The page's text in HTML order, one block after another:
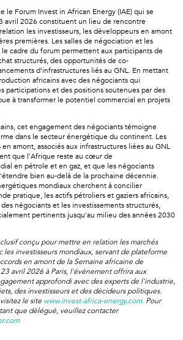
le Forum Invest in African Energy (IAE) qui se
avril 2026 constituent un lieu de rencontre
les investisseurs, les développeurs en amont
premières. Les salles de négociation et les
le cadre du forum permettent aux participants de
structurés, des opportunités de co-
d'infrastructures liés au GNL. En mettant
africains avec des négociants qui
participations et des positions soutenues par des
à transformer le potentiel commercial en projets
cet engagement des négociants témoigne
dans le secteur énergétique du continent. Les
amont, associés aux infrastructures liées au GNL
que l'Afrique reste au cœur de
en pétrole et en gaz, et que les négociants
bien au-delà de la prochaine décennie.
mondiaux cherchent à concilier
pratique, les actifs pétroliers et gaziers africains,
négociants et les investissements structurés,
pertinents jusqu'au milieu des années 2030
conçu pour mettre en relation les marchés
les investisseurs mondiaux, servant de plateforme
en amont de la Semaine africaine de
avril 2026 à Paris, l'événement offrira aux
approfondi avec des experts de l'industrie,
des investisseurs et des décideurs politiques.
le site www.invest-africa-energy.com. Pour
que délégué, veuillez contacter